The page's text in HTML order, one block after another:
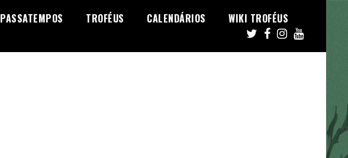
PASSATEMPOS TROFÉUS CALENDÁRIOS WIKI TROFÉUS